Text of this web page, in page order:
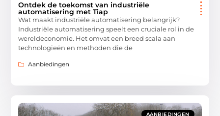
Ontdek de toekomst van industriële
automatisering met Tiap
Wat maakt industriële automatisering belangrijk?
Industriële automatisering speelt een cruciale rol in de
wereldeconomie. Het omvat een breed scala aan
technologieën en methoden die de
Aanbiedingen
AANBIEDINGEN